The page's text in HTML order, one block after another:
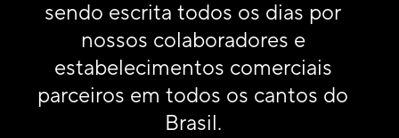
sendo escrita todos os dias por
nossos colaboradores e
estabelecimentos comerciais
parceiros em todos os cantos do
Brasil.